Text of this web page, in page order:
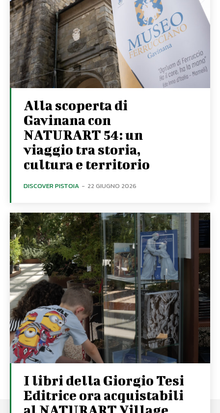
Alla scoperta di
Gavinana con
NATURART 54: un
viaggio tra storia,
cultura e territorio
DISCOVER PISTOIA - 22 GIUGNO 2026
I libri della Giorgio Tesi
Editrice ora acquistabili
al NATURART Village